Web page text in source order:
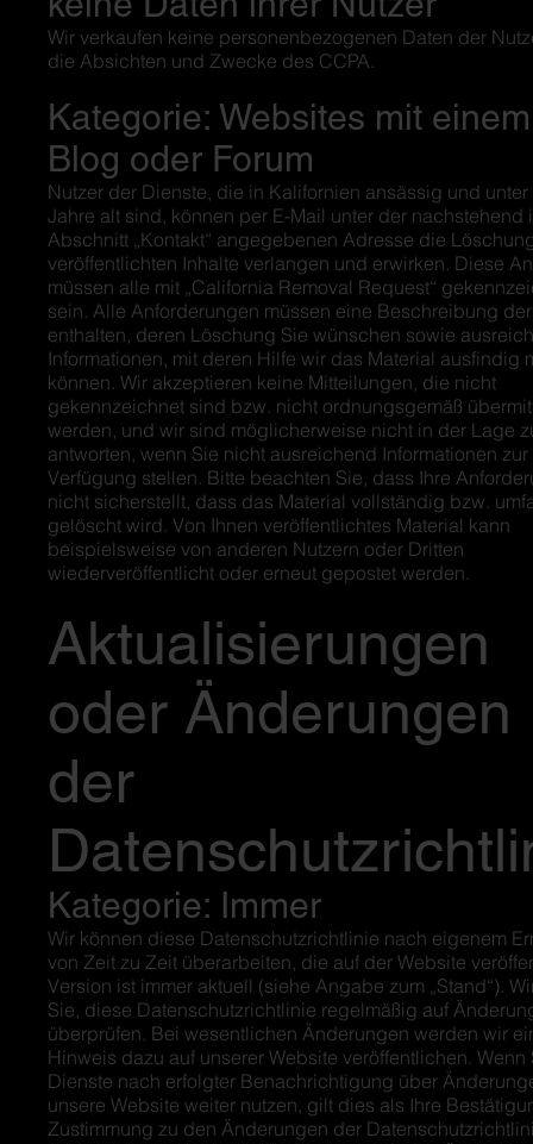
Wir verkaufen keine personenbezogenen Daten der
die Absichten und Zwecke des CCPA.
Kategorie: Websites mit einem
Blog oder Forum
Nutzer der Dienste, die in Kalifornien ansässig und unter
Jahre alt sind, können per E-Mail unter der nachstehend
Abschnitt „Kontakt“ angegebenen Adresse die
veröffentlichten Inhalte verlangen und erwirken. Diese
müssen alle mit „California Removal Request“
sein. Alle Anforderungen müssen eine Beschreibung
enthalten, deren Löschung Sie wünschen sowie
Informationen, mit deren Hilfe wir das Material ausfindig
können. Wir akzeptieren keine Mitteilungen, die nicht
gekennzeichnet sind bzw. nicht ordnungsgemäß
werden, und wir sind möglicherweise nicht in der Lage
antworten, wenn Sie nicht ausreichend Informationen zur
Verfügung stellen. Bitte beachten Sie, dass Ihre
nicht sicherstellt, dass das Material vollständig bzw.
gelöscht wird. Von Ihnen veröffentlichtes Material kann
beispielsweise von anderen Nutzern oder Dritten
wiederveröffentlicht oder erneut gepostet werden.
Aktualisierungen
oder Änderungen
der
Kategorie: Immer
Wir können diese Datenschutzrichtlinie nach eigenem
von Zeit zu Zeit überarbeiten, die auf der Website
Version ist immer aktuell (siehe Angabe zum „Stand“).
Sie, diese Datenschutzrichtlinie regelmäßig auf
überprüfen. Bei wesentlichen Änderungen werden wir
Hinweis dazu auf unserer Website veröffentlichen. Wenn
Dienste nach erfolgter Benachrichtigung über
unsere Website weiter nutzen, gilt dies als Ihre
Zustimmung zu den Änderungen der